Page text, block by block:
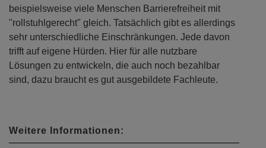
beispielsweise viele Menschen Barrierefreiheit mit
"rollstuhlgerecht" gleich. Tatsächlich gibt es allerdings
sehr unterschiedliche Einschränkungen. Jede davon
trifft auf eigene Hürden. Hier für alle nutzbare
Lösungen zu entwickeln, die auch noch bezahlbar
sind, dazu braucht es gut ausgebildete Fachleute.
Weitere Informationen: